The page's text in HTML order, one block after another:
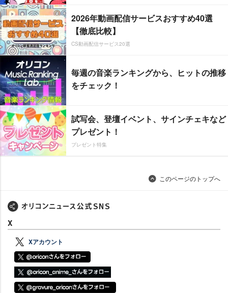
2026年動画配信サービスおすすめ40選
【徹底比較】
CS動画配信サービス20選
毎週の音楽ランキングから、ヒットの推移
をチェック！
試写会、登壇イベント、サインチェキなど
プレゼント！
プレゼント特集
このページのトップへ
X
Xアカウント